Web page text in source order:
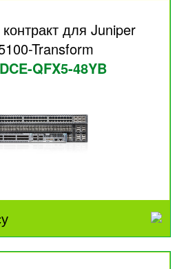
для Juniper
Transform
QFX5-48YB